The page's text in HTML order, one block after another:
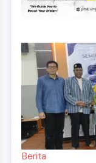
Berita